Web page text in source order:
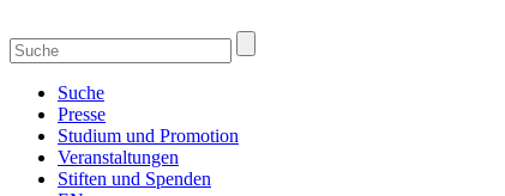
Suche
Presse
Studium und Promotion
Veranstaltungen
Stiften und Spenden